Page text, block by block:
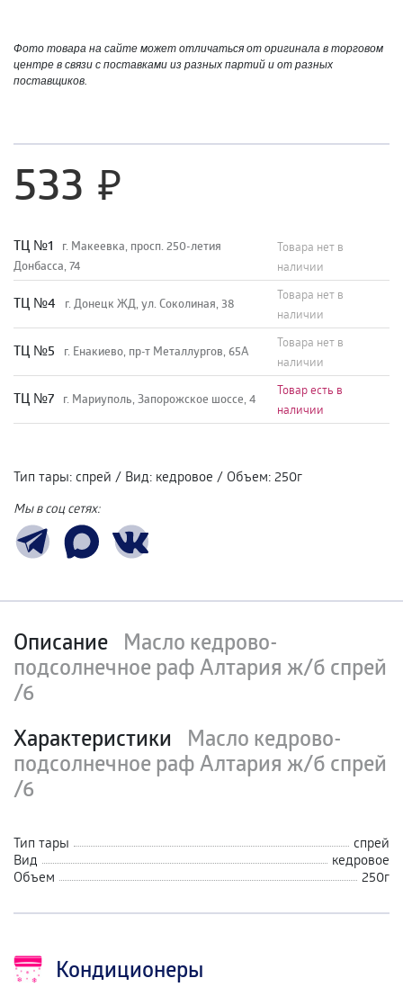
Фото товара на сайте может отличаться от оригинала в торговом
центре в связи с поставками из разных партий и от разных
поставщиков.
533
TЦ №1
г. Макеевка, просп. 250-летия
Донбасса, 74
Товара нет в
наличии
TЦ №4 г. Донецк ЖД, ул. Соколиная, 38
Товара нет в
наличии
TЦ №5 г. Енакиево, пр-т Металлургов, 65А
Товара нет в
наличии
ТЦ №7 г. Мариуполь, Запорожское шоссе, 4
Товар есть в
наличии
Тип тары: спрей / Вид: кедровое / Объем: 250г
Мы в соц сетях:
Описание Масло кедрово-
подсолнечное раф Алтария ж/б спрей
/6
Характеристики
Масло кедрово-
подсолнечное раф Алтария ж/б спрей
/6
Тип тары
спрей
Вид
кедровое
Объем
250г
Кондиционеры